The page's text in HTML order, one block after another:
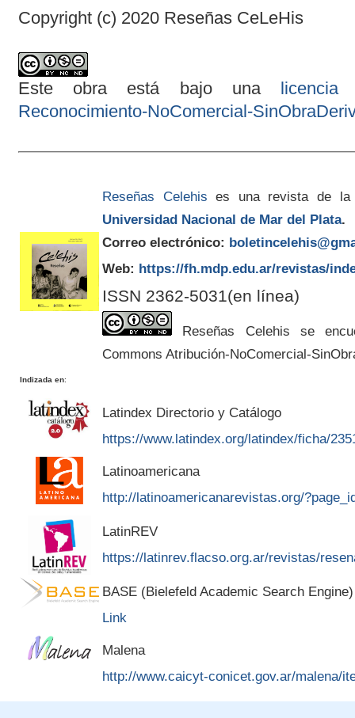
Copyright (c) 2020 Reseñas CeLeHis
Este obra está bajo una licencia
Reconocimiento-NoComercial-
Reseñas Celehis es una revista de la
Universidad Nacional de Mar del Plata.
Correo electrónico:
Web: https://fh.mdp.edu.ar/revistas/
ISSN 2362-5031(en línea)
Reseñas Celehis se
Commons Atribución-NoComercial-
Indizada en:
Latindex Directorio y Catálogo
https://www.latindex.org/latindex/ficha/
Latinoamericana
http://latinoamericanarevistas.org/
LatinREV
https://latinrev.flacso.org.ar/revistas/
BASE (Bielefeld Academic Search Engine)
Link
Malena
http://www.caicyt-conicet.gov.ar/malena/